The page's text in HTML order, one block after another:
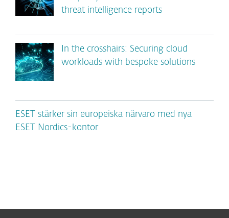
threat intelligence reports
In the crosshairs: Securing cloud
workloads with bespoke solutions
ESET stärker sin europeiska närvaro med nya
ESET Nordics-kontor